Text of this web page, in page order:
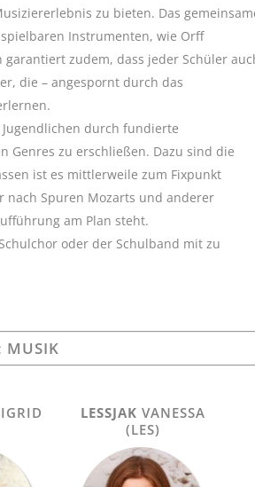
zu bieten. Das
Instrumenten, wie Orff
zudem, dass jeder Schüler
die – angespornt durch das
durch fundierte
Genres zu erschließen. Dazu sind die
ist es mittlerweile zum Fixpunkt
nach Spuren Mozarts und anderer
am Plan steht.
oder der Schulband mit zu
MUSIK
LESSJAK VANESSA
(LES)